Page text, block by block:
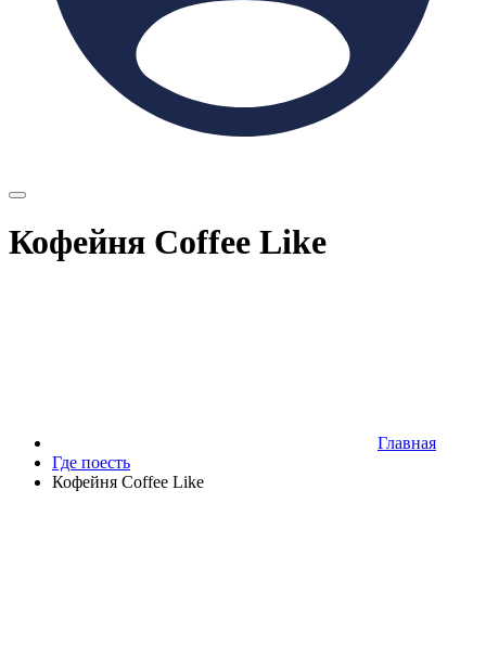
Кофейня Coffee Like
Главная
Где поесть
Кофейня Coffee Like